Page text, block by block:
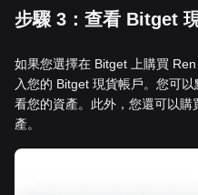
步驟 3：查看 Bitget
如果您選擇在 Bitget 上購買
入您的 Bitget 現貨帳戶。您可
看您的資產。此外，您還可以
產。